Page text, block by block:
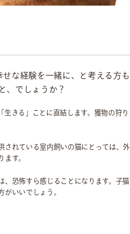
な経験を一緒に、と考える方も
、でしょうか？
きる」ことに直結します。獲物の狩り
されている室内飼いの猫にとっては、外
す。
恐怖すら感じることになります。子猫
いいでしょう。